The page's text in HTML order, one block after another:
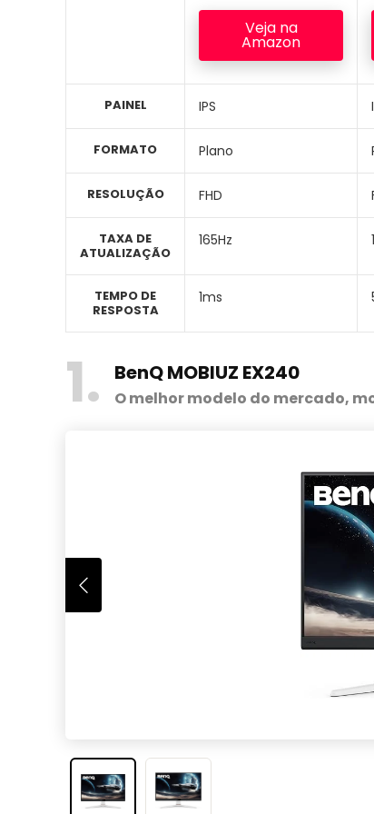
PAINEL
FORMATO
RESOLUÇÃO
TAXA DE
ATUALIZAÇÃO
TEMPO DE
RESPOSTA
Veja na
Amazon
IPS
Plano
FHD
165Hz
1ms
1 BenQ MOBIUZ EX240
O melhor modelo do mercado,